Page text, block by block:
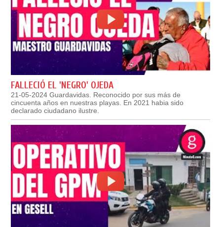
FALLECIÓ EL 'NEGRO' OJEDA
21-05-2024 Guardavidas. Reconocido por sus más de
cincuenta años en nuestras playas. En 2021 habia sido
declarado ciudadano ilustre.